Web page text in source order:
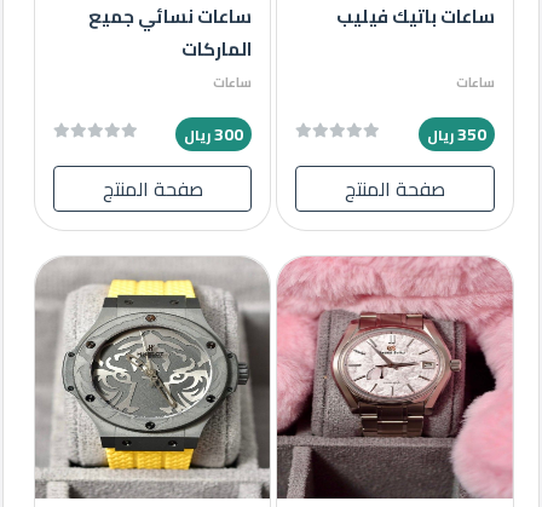
ساعات باتيك فيليب
ساعات
350ريال
صفحة المنتج
ساعات نسائي جميع
الماركات
ساعات
300ريال
صفحة المنتج